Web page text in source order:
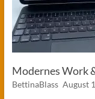
Modernes Work
BettinaBlass August